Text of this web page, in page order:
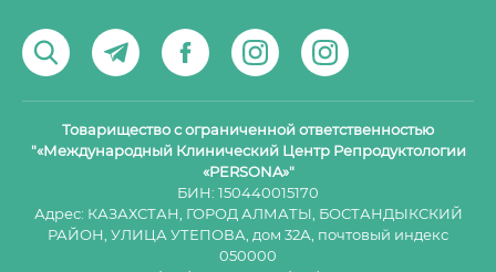
Товарищество с ограниченной ответственностью
"«Международный Клинический Центр Репродуктологии
«PERSONA»"
БИН: 150440015170
Адрес: КАЗАХСТАН, ГОРОД АЛМАТЫ, БОСТАНДЫКСКИЙ
РАЙОН, УЛИЦА УТЕПОВА, дом 32А, почтовый индекс
050000